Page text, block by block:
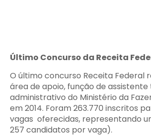
Último Concurso da Receita
O último concurso Receita Federal
área de apoio, função de
administrativo do Ministério da
em 2014. Foram 263.770 inscritos
vagas oferecidas, representando
257 candidatos por vaga).